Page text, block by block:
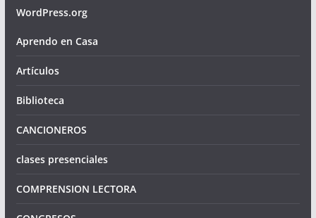
WordPress.org
Aprendo en Casa
Artículos
Biblioteca
CANCIONEROS
clases presenciales
COMPRENSION LECTORA